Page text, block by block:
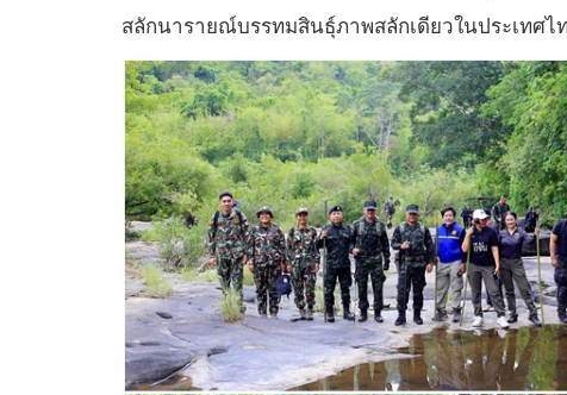
สลักนารายณ์บรรทมสินธุ์ภาพสลักเดียวในประเทศ